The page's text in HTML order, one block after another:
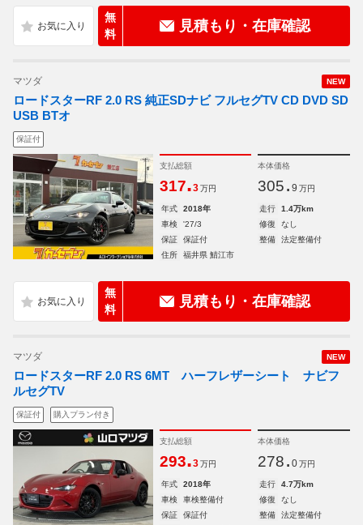
無
料
見積もり・在庫確認
NEW
マツダ
ロードスターRF 2.0 RS 純正SDナビ フルセグTV CD DVD SD
USB BTオ
保証付
支払総額
317.3 万円
本体価格
305. 9 万円
年式 2018年 走行
1.4万km
車検
'27/3 修復
なし
保証
保証付 整備
法定整備付
住所
福井県 鯖江市
無
料
見積もり・在庫確認
NEW
マツダ
ロードスターRF 2.0 RS 6MT ハーフレザーシート ナビフ
ルセグTV
保証付 購入プラン付き
支払総額
293.3 万円
本体価格
278. 0 万円
年式 2018年 走行
4.7万km
車検
車検整備付 修復
なし
保証
保証付 整備
法定整備付